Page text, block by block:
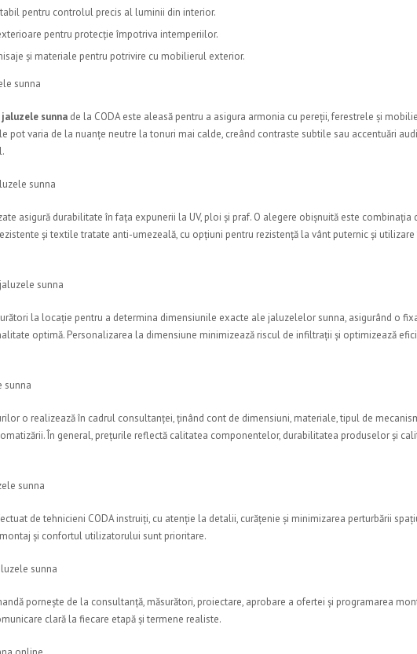
pentru controlul precis al luminii din interior.
pentru protecție împotriva intemperiilor.
și materiale pentru potrivire cu mobilierul exterior.
sunna
sunna de la CODA este aleasă pentru a asigura armonia cu pereții, ferestrele și
pot varia de la nuanțe neutre la tonuri mai calde, creând contraste subtile sau accentuări
sunna
asigură durabilitate în fața expunerii la UV, ploi și praf. O alegere obișnuită este combinația
și textile tratate anti-umezeală, cu opțiuni pentru rezistență la vânt puternic și utilizare
sunna
la locație pentru a determina dimensiunile exacte ale jaluzelelor sunna, asigurând o
optimă. Personalizarea la dimensiune minimizează riscul de infiltrații și optimizează
sunna
o realizează în cadrul consultanței, ținând cont de dimensiuni, materiale, tipul de
În general, prețurile reflectă calitatea componentelor, durabilitatea produselor și
sunna
de tehnicieni CODA instruiți, cu atenție la detalii, curățenie și minimizarea perturbării
și confortul utilizatorului sunt prioritare.
sunna
pornește de la consultanță, măsurători, proiectare, aprobare a ofertei și programarea
clară la fiecare etapă și termene realiste.